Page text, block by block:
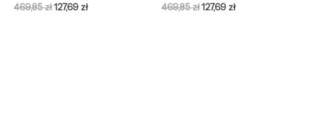
469,85zł127,69 zł 469,85zł127,69 zł